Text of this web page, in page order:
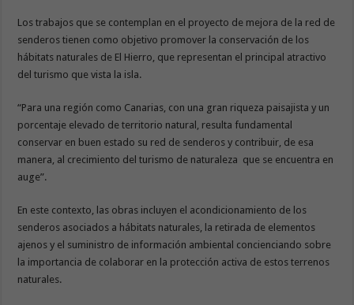
Los trabajos que se contemplan en el proyecto de mejora de la red de
senderos tienen como objetivo promover la conservación de los
hábitats naturales de El Hierro, que representan el principal atractivo
del turismo que vista la isla.
“Para una región como Canarias, con una gran riqueza paisajista y un
porcentaje elevado de territorio natural, resulta fundamental
conservar en buen estado su red de senderos y contribuir, de esa
manera, al crecimiento del turismo de naturaleza que se encuentra en
auge”.
En este contexto, las obras incluyen el acondicionamiento de los
senderos asociados a hábitats naturales, la retirada de elementos
ajenos y el suministro de información ambiental concienciando sobre
la importancia de colaborar en la protección activa de estos terrenos
naturales.